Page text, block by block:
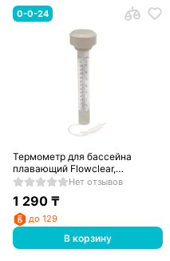
0-0-24
Термометр для бассейна
плавающий Flowclear,
BESTWAY, 58072Нет отзывов
1 290₸
до 129
В корзину